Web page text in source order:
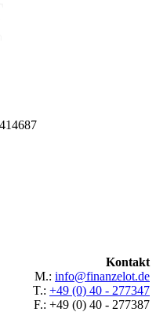
Kontakt
M.: info@finanzelot.de
T.: +49 (0) 40 - 277347
F.: +49 (0) 40 - 277387